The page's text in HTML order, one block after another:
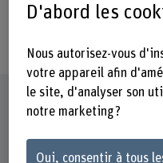
dieses Angebot
Fiche
D'abord les
Nous autorisez-vous
votre appareil afin
le site, d'analyser son
notre marketing ?
Oui, consentir à tous